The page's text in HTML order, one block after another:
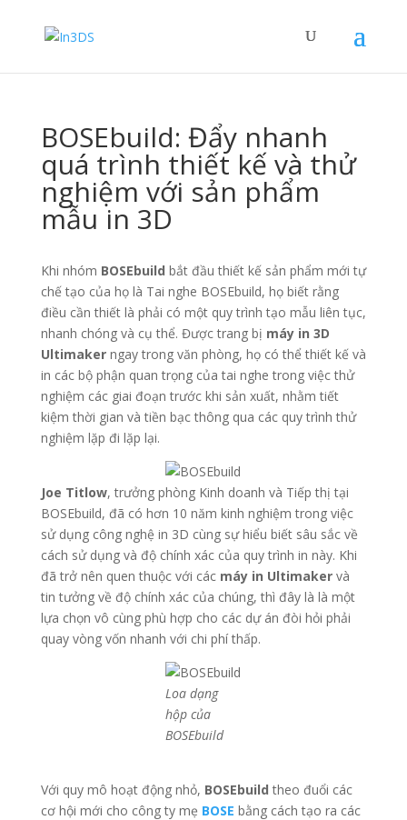
BOSEbuild: Đẩy nhanh
quá trình thiết kế và thử
nghiệm với sản phẩm
mẫu in 3D
Khi nhóm BOSEbuild bắt đầu thiết kế sản phẩm mới tự
chế tạo của họ là Tai nghe BOSEbuild, họ biết rằng
điều cần thiết là phải có một quy trình tạo mẫu liên tục,
nhanh chóng và cụ thể. Được trang bị máy in 3D
Ultimakerngay trong văn phòng, họ có thể thiết kế và
in các bộ phận quan trọng của tai nghe trong việc thử
nghiệm các giai đoạn trước khi sản xuất, nhằm tiết
kiệm thời gian và tiền bạc thông qua các quy trình thử
nghiệm lặp đi lặp lại.
Joe Titlow, trưởng phòng Kinh doanh và Tiếp thị tại
BOSEbuild, đã có hơn 10 năm kinh nghiệm trong việc
sử dụng công nghệ in 3D cùng sự hiểu biết sâu sắc về
cách sử dụng và độ chính xác của quy trình in này. Khi
đã trở nên quen thuộc với các máy in Ultimaker và
tin tưởng về độ chính xác của chúng, thì đây là là một
lựa chọn vô cùng phù hợp cho các dự án đòi hỏi phải
quay vòng vốn nhanh với chi phí thấp.
Loa dạng
hộp của
BOSEbuild
Với quy mô hoạt động nhỏ, BOSEbuild theo đuổi các
cơ hội mới cho công ty mẹ BOSE bằng cách tạo ra các